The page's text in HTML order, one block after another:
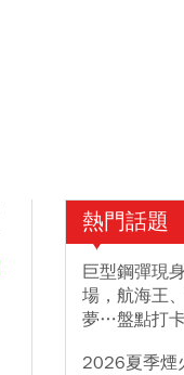
熱門話題
巨型鋼彈現
場，航海王
夢…盤點打
2026夏季煙